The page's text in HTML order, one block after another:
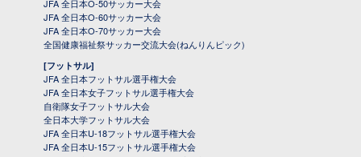
JFA 全日本O-50サッカー大会
JFA 全日本O-60サッカー大会
JFA 全日本O-70サッカー大会
全国健康福祉祭サッカー交流大会(ねんりんピック)
[フットサル]
JFA 全日本フットサル選手権大会
JFA 全日本女子フットサル選手権大会
自衛隊女子フットサル大会
全日本大学フットサル大会
JFA 全日本U-18フットサル選手権大会
JFA 全日本U-15フットサル選手権大会